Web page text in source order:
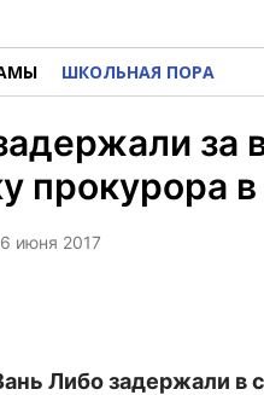
ШКОЛЬНАЯ ПОРА
за
прокурора в
июня 2017
Либо задержали в